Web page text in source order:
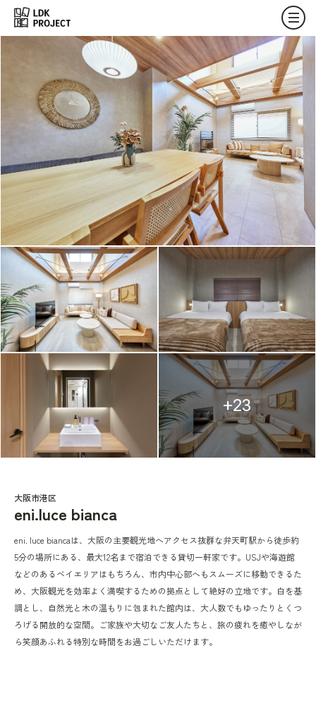
+23
大阪市港区
eni.luce bianca
eni. luce biancaは、大阪の主要観光地へアクセス抜群な弁天町駅から徒歩約
5分の場所にある、最大12名まで宿泊できる貸切一軒家です。USJや海遊館
などのあるベイエリアはもちろん、市内中心部へもスムーズに移動できるた
め、大阪観光を効率よく満喫するための拠点として絶好の立地です。白を基
調とし、自然光と木の温もりに包まれた館内は、大人数でもゆったりとくつ
ろげる開放的な空間。ご家族や大切なご友人たちと、旅の疲れを癒やしなが
ら笑顔あふれる特別な時間をお過ごしいただけます。